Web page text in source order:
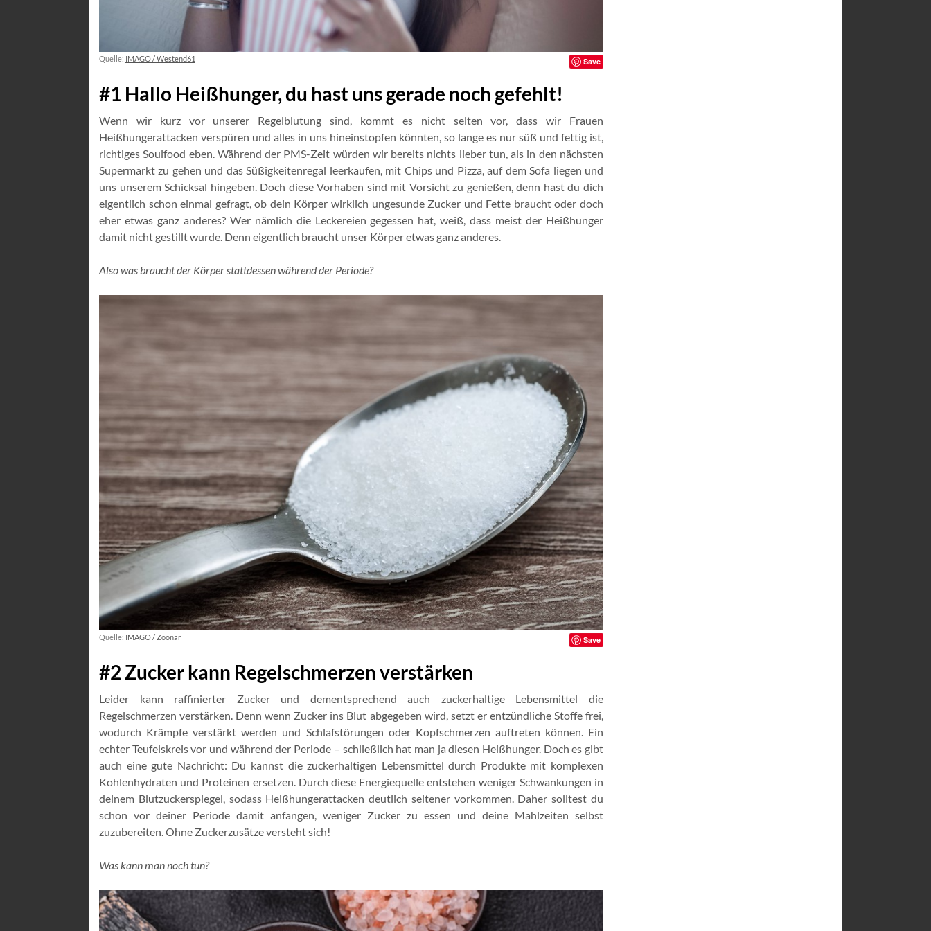
Quelle: IMAGO / Westend61 Save
#1 Hallo Heißhunger, du hast uns gerade noch gefehlt!
Wenn wir kurz vor unserer Regelblutung sind, kommt es nicht selten vor, dass wir Frauen
Heißhungerattacken verspüren und alles in uns hineinstopfen könnten, so lange es nur süß und fettig ist,
richtiges Soulfood eben. Während der PMS-Zeit würden wir bereits nichts lieber tun, als in den nächsten
Supermarkt zu gehen und das Süßigkeitenregal leerkaufen, mit Chips und Pizza, auf dem Sofa liegen und
uns unserem Schicksal hingeben. Doch diese Vorhaben sind mit Vorsicht zu genießen, denn hast du dich
eigentlich schon einmal gefragt, ob dein Körper wirklich ungesunde Zucker und Fette braucht oder doch
eher etwas ganz anderes? Wer nämlich die Leckereien gegessen hat, weiß, dass meist der Heißhunger
damit nicht gestillt wurde. Denn eigentlich braucht unser Körper etwas ganz anderes.
Also was braucht der Körper stattdessen während der Periode?
Quelle: IMAGO / Zoonar Save
#2 Zucker kann Regelschmerzen verstärken
Leider kann raffinierter Zucker und dementsprechend auch zuckerhaltige Lebensmittel die
Regelschmerzen verstärken. Denn wenn Zucker ins Blut abgegeben wird, setzt er entzündliche Stoffe frei,
wodurch Krämpfe verstärkt werden und Schlafstörungen oder Kopfschmerzen auftreten können. Ein
echter Teufelskreis vor und während der Periode – schließlich hat man ja diesen Heißhunger. Doch es gibt
auch eine gute Nachricht: Du kannst die zuckerhaltigen Lebensmittel durch Produkte mit komplexen
Kohlenhydraten und Proteinen ersetzen. Durch diese Energiequelle entstehen weniger Schwankungen in
deinem Blutzuckerspiegel, sodass Heißhungerattacken deutlich seltener vorkommen. Daher solltest du
schon vor deiner Periode damit anfangen, weniger Zucker zu essen und deine Mahlzeiten selbst
zuzubereiten. Ohne Zuckerzusätze versteht sich!
Was kann man noch tun?